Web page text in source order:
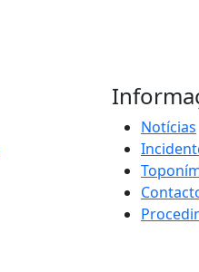
Notícias